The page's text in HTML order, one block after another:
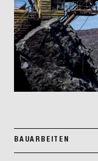
BAUARBEITEN